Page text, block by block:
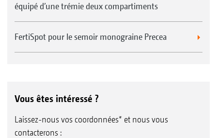
équipé d’une trémie deux compartiments
FertiSpot pour le semoir monograine Precea
Vous êtes intéressé ?
Laissez-nous vos coordonnées* et nous vous
contacterons :